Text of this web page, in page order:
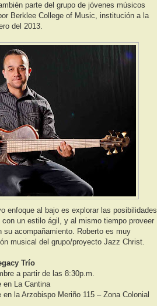
parte del grupo de jóvenes músicos
Berklee College of Music, institución a la
del 2013.
enfoque al bajo es explorar las posibilidades
un estilo ágil, y al mismo tiempo proveer
su acompañamiento. Roberto es muy
musical del grupo/proyecto Jazz Christ.
Trío
a partir de las 8:30p.m.
en La Cantina
en la Arzobispo Meriño 115 – Zona Colonial